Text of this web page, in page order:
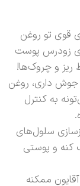
قوی تو روغن
زودرس پوست
و چروک‌ها!
داری، روغن
به کنترل
سلول‌های
کنه و پوستی
ممکنه